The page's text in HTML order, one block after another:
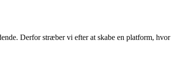
Derfor stræber vi efter at skabe en platform, hvor